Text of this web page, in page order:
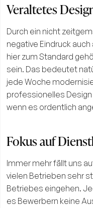
Veraltetes
Durch ein nicht
negative Eindruck
hier zum Standard
sein. Das bedeutet
jede Woche
professionelles Design
wenn es ordentlich
Fokus auf
Immer mehr fällt uns
vielen Betrieben sehr
Betriebes eingehen.
es Bewerbern keine